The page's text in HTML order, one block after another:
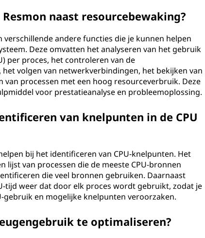
naast resourcebewaking?
andere functies die je kunnen helpen
Deze omvatten het analyseren van het gebruik
per proces, het controleren van de
volgen van netwerkverbindingen, het bekijken van
processen met een hoog resourceverbruik. Deze
voor prestatieanalyse en probleemoplossing.
van knelpunten in de CPU
bij het identificeren van CPU-knelpunten. Het
lijst van processen die de meeste CPU-bronnen
die veel bronnen gebruiken. Daarnaast
tijd weer dat door elk proces wordt gebruikt, zodat je
gebruik en mogelijke knelpunten veroorzaken.
te optimaliseren?